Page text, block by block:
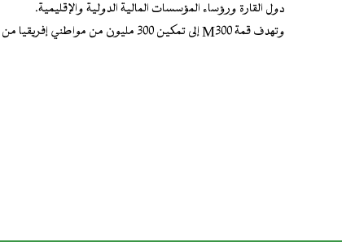
دول القارة ورؤساء المؤسسات المالية الدولية والإقليمية.
وتهدف قمة M300 إلى تمكين 300 مليون من مواطني إفريقيا من الولوج للكهرباء في أفق 2030.